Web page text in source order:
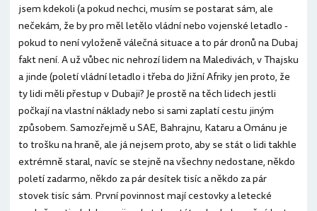
jsem kdekoli (a pokud nechci, musím se postarat sám, ale
nečekám, že by pro měl letělo vládní nebo vojenské letadlo -
pokud to není vyloženě válečná situace a to pár dronů na Dubaj
fakt není. A už vůbec nic nehrozí lidem na Maledivách, v Thajsku
a jinde (poletí vládní letadlo i třeba do Jižní Afriky jen proto, že
ty lidi měli přestup v Dubaji? Je prostě na těch lidech jestli
počkají na vlastní náklady nebo si sami zaplatí cestu jiným
způsobem. Samozřejmě u SAE, Bahrajnu, Kataru a Ománu je
to trošku na hraně, ale já nejsem proto, aby se stát o lidi takhle
extrémně staral, navíc se stejně na všechny nedostane, někdo
poletí zadarmo, někdo za pár desítek tisíc a někdo za pár
stovek tisíc sám. První povinnost mají cestovky a letecké